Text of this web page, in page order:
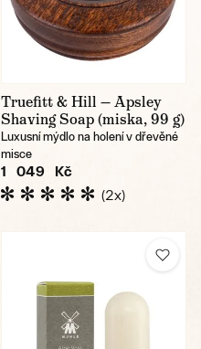
Truefitt & Hill — Apsley
Shaving Soap (miska, 99 g)
Luxusní mýdlo na holení v dřevěné
misce
1 049 Kč
(2x)